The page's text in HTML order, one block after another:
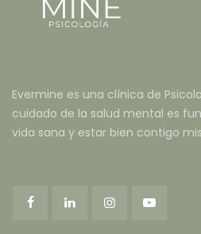
Evermine es una clínica de
cuidado de la salud mental es
vida sana y estar bien contigo